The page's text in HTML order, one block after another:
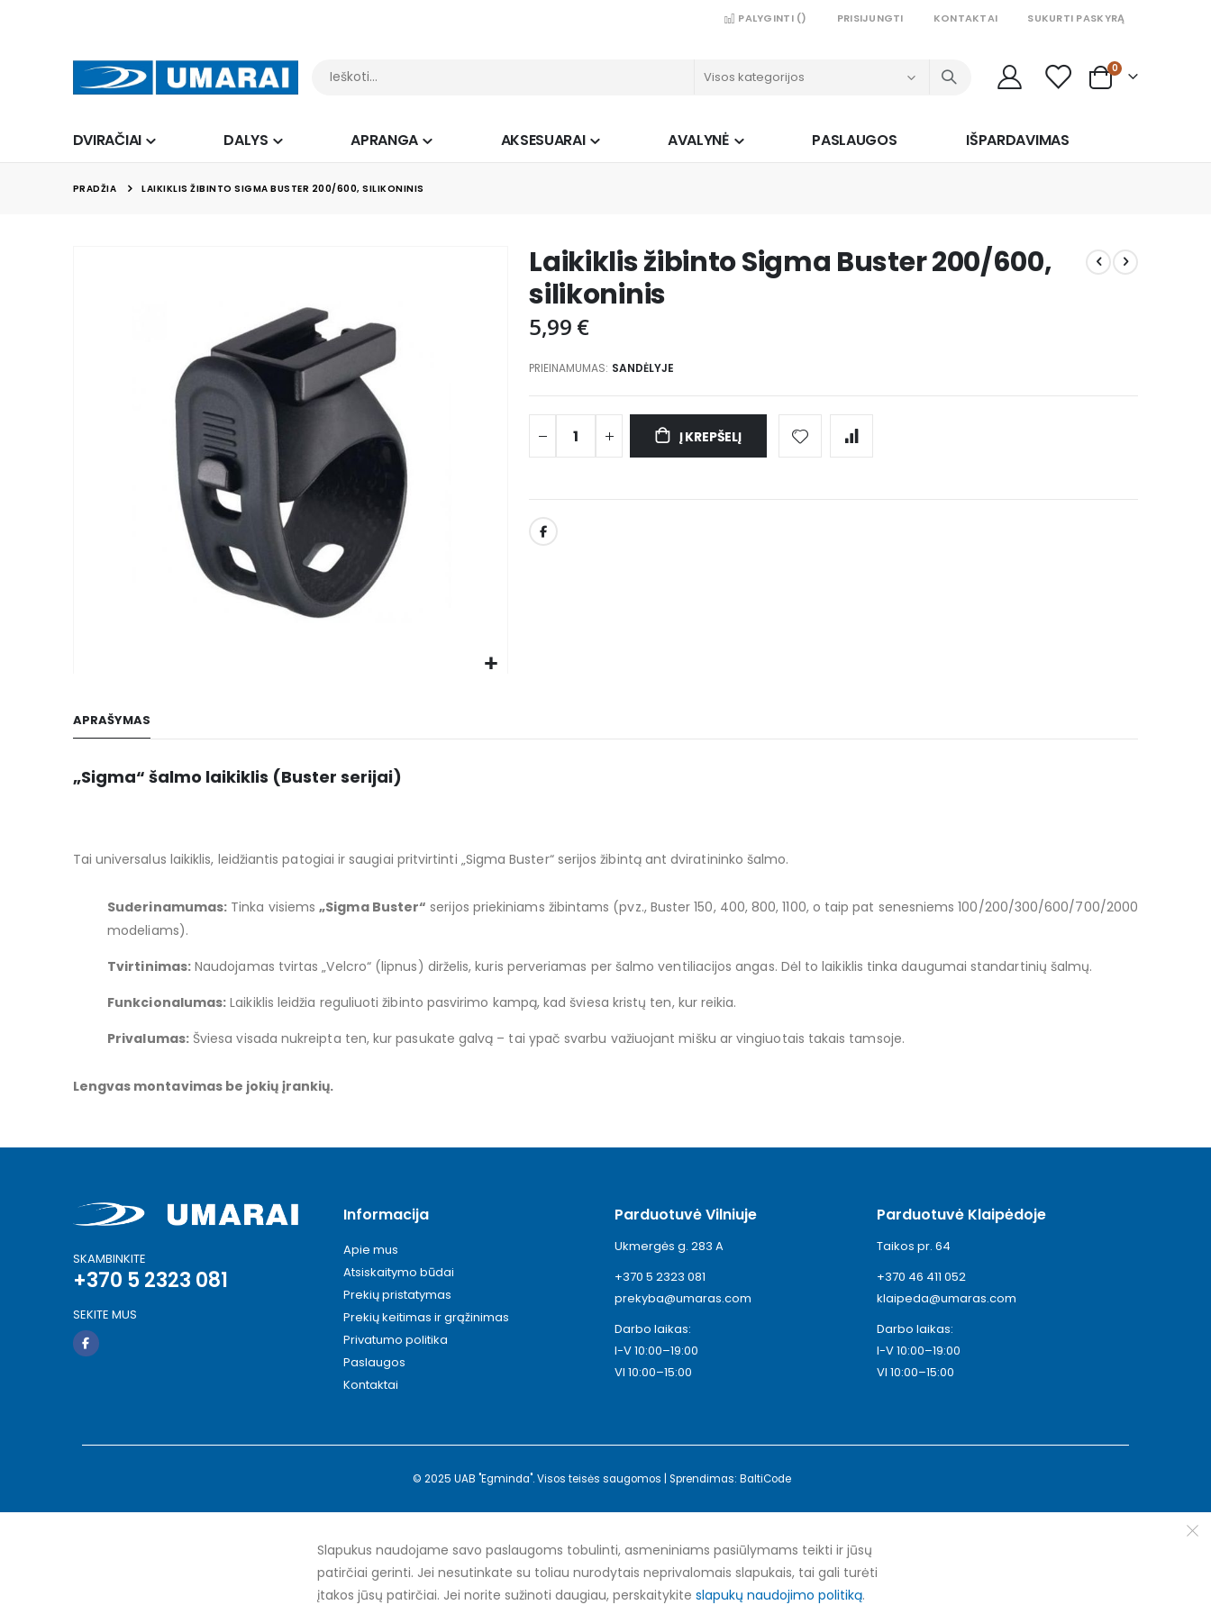
PALYGINTI () PRISIJUNGTI KONTAKTAI SUKURTI PASKYRĄ
Cart
0prekės
DVIRAČIAI DALYS APRANGA AKSESUARAI AVALYNĖ PASLAUGOS IŠPARDAVIMAS
PRADŽIA LAIKIKLIS ŽIBINTO SIGMA BUSTER 200/600, SILIKONINIS
the
of
Laikiklis žibinto Sigma Buster 200/600,
silikoninis
5,99 €
PRIEINAMUMAS: SANDĖLYJE
Į KREPŠELĮ
APRAŠYMAS
„Sigma“ šalmo laikiklis (Buster serijai)
Tai universalus laikiklis, leidžiantis patogiai ir saugiai pritvirtinti „Sigma Buster“ serijos žibintą ant dviratininko šalmo.
Suderinamumas: Tinka visiems„Sigma Buster“ serijos priekiniams žibintams (pvz., Buster 150, 400, 800, 1100, o taip pat senesniems 100/200/300/600/700/2000
modeliams).
Tvirtinimas:Naudojamas tvirtas „Velcro“ (lipnus) dirželis, kuris perveriamas per šalmo ventiliacijos angas. Dėl to laikiklis tinka daugumai standartinių šalmų.
Funkcionalumas: Laikiklis leidžia reguliuoti žibinto pasvirimo kampą, kad šviesa kristų ten, kur reikia.
Privalumas:Šviesa visada nukreipta ten, kur pasukate galvą – tai ypač svarbu važiuojant mišku ar vingiuotais takais tamsoje.
Lengvas montavimas be jokių įrankių.
SKAMBINKITE
+370 5 2323 081
SEKITE MUS
Informacija
Apie mus
Atsiskaitymo būdai
Prekių pristatymas
Prekių keitimas ir grąžinimas
Privatumo politika
Paslaugos
Kontaktai
Parduotuvė Vilniuje
Ukmergės g. 283 A
+370 5 2323 081
prekyba@umaras.com
Darbo laikas:
I-V 10:00–19:00
VI 10:00–15:00
Parduotuvė Klaipėdoje
Taikos pr. 64
+370 46 411 052
klaipeda@umaras.com
Darbo laikas:
I-V 10:00–19:00
VI 10:00–15:00
© 2025 UAB "Egminda". Visos teisės saugomos | Sprendimas: BaltiCode
Slapukus naudojame savo paslaugoms tobulinti, asmeniniams pasiūlymams teikti ir jūsų
patirčiai gerinti. Jei nesutinkate su toliau nurodytais neprivalomais slapukais, tai gali turėti
įtakos jūsų patirčiai. Jei norite sužinoti daugiau, perskaitykite slapukų naudojimo politiką.